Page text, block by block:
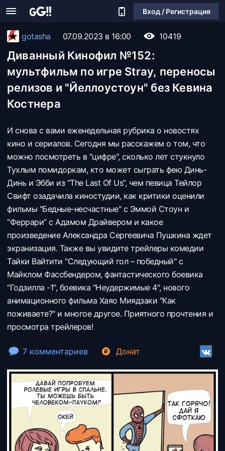
Вход / Регистрация
gotasha 07.09.2023 в 16:00 10419
Диванный Кинофил №152:
мультфильм по игре Stray, переносы
релизов и "Йеллоустоун" без Кевина
Костнера
И снова с вами еженедельная рубрика о новостях
кино и сериалов. Сегодня мы расскажем о том, что
можно посмотреть в "цифре", сколько лет стукнуло
Тухлым помидоркам, кто может сыграть фею Динь-
Динь и Эбби из “The Last Of Us”, чем певица Тейлор
Свифт озадачила киностудии, как критики оценили
фильмы "Бедные-несчастные" с Эммой Стоун и
“Феррари” с Адамом Драйвером и какое
произведение Александра Сергеевича Пушкина ждет
экранизация. Также вы увидите трейлеры комедии
Тайки Вайтити "Следующий гол – победный" с
Майклом Фассбендером, фантастического боевика
"Годзилла -1", боевика "Неудержимые 4", нового
анимационного фильма Хаяо Миядзаки "Как
поживаете?" и многое другое. Приятного прочтения и
просмотра трейлеров!
7 комментариев Донат